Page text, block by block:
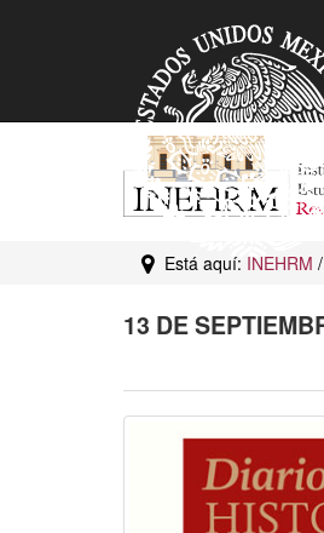
Está aquí: INEHRM /
13 DE